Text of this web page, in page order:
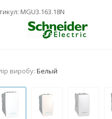
MGU3.163.18N
виробу: Белый